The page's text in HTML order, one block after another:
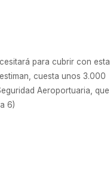
para cubrir con esta
cuesta unos 3.000
Aeroportuaria, que
6)